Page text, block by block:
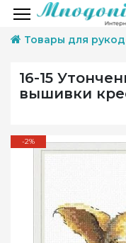
Товары для
16-15
вышивки
-2%